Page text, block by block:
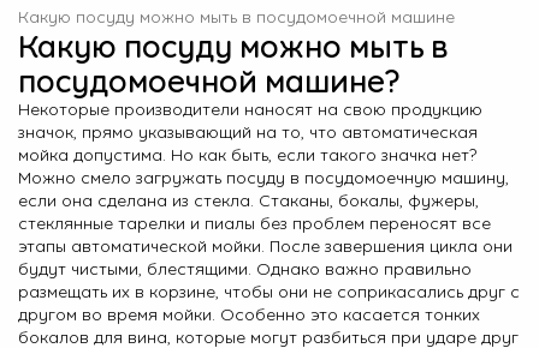
Какую посуду можно мыть в посудомоечной машине
Какую посуду можно мыть в
посудомоечной машине?
Некоторые производители наносят на свою продукцию
значок, прямо указывающий на то, что автоматическая
мойка допустима. Но как быть, если такого значка нет?
Можно смело загружать посуду в посудомоечную машину,
если она сделана из стекла. Стаканы, бокалы, фужеры,
стеклянные тарелки и пиалы без проблем переносят все
этапы автоматической мойки. После завершения цикла они
будут чистыми, блестящими. Однако важно правильно
размещать их в корзине, чтобы они не соприкасались друг с
другом во время мойки. Особенно это касается тонких
бокалов для вина, которые могут разбиться при ударе друг